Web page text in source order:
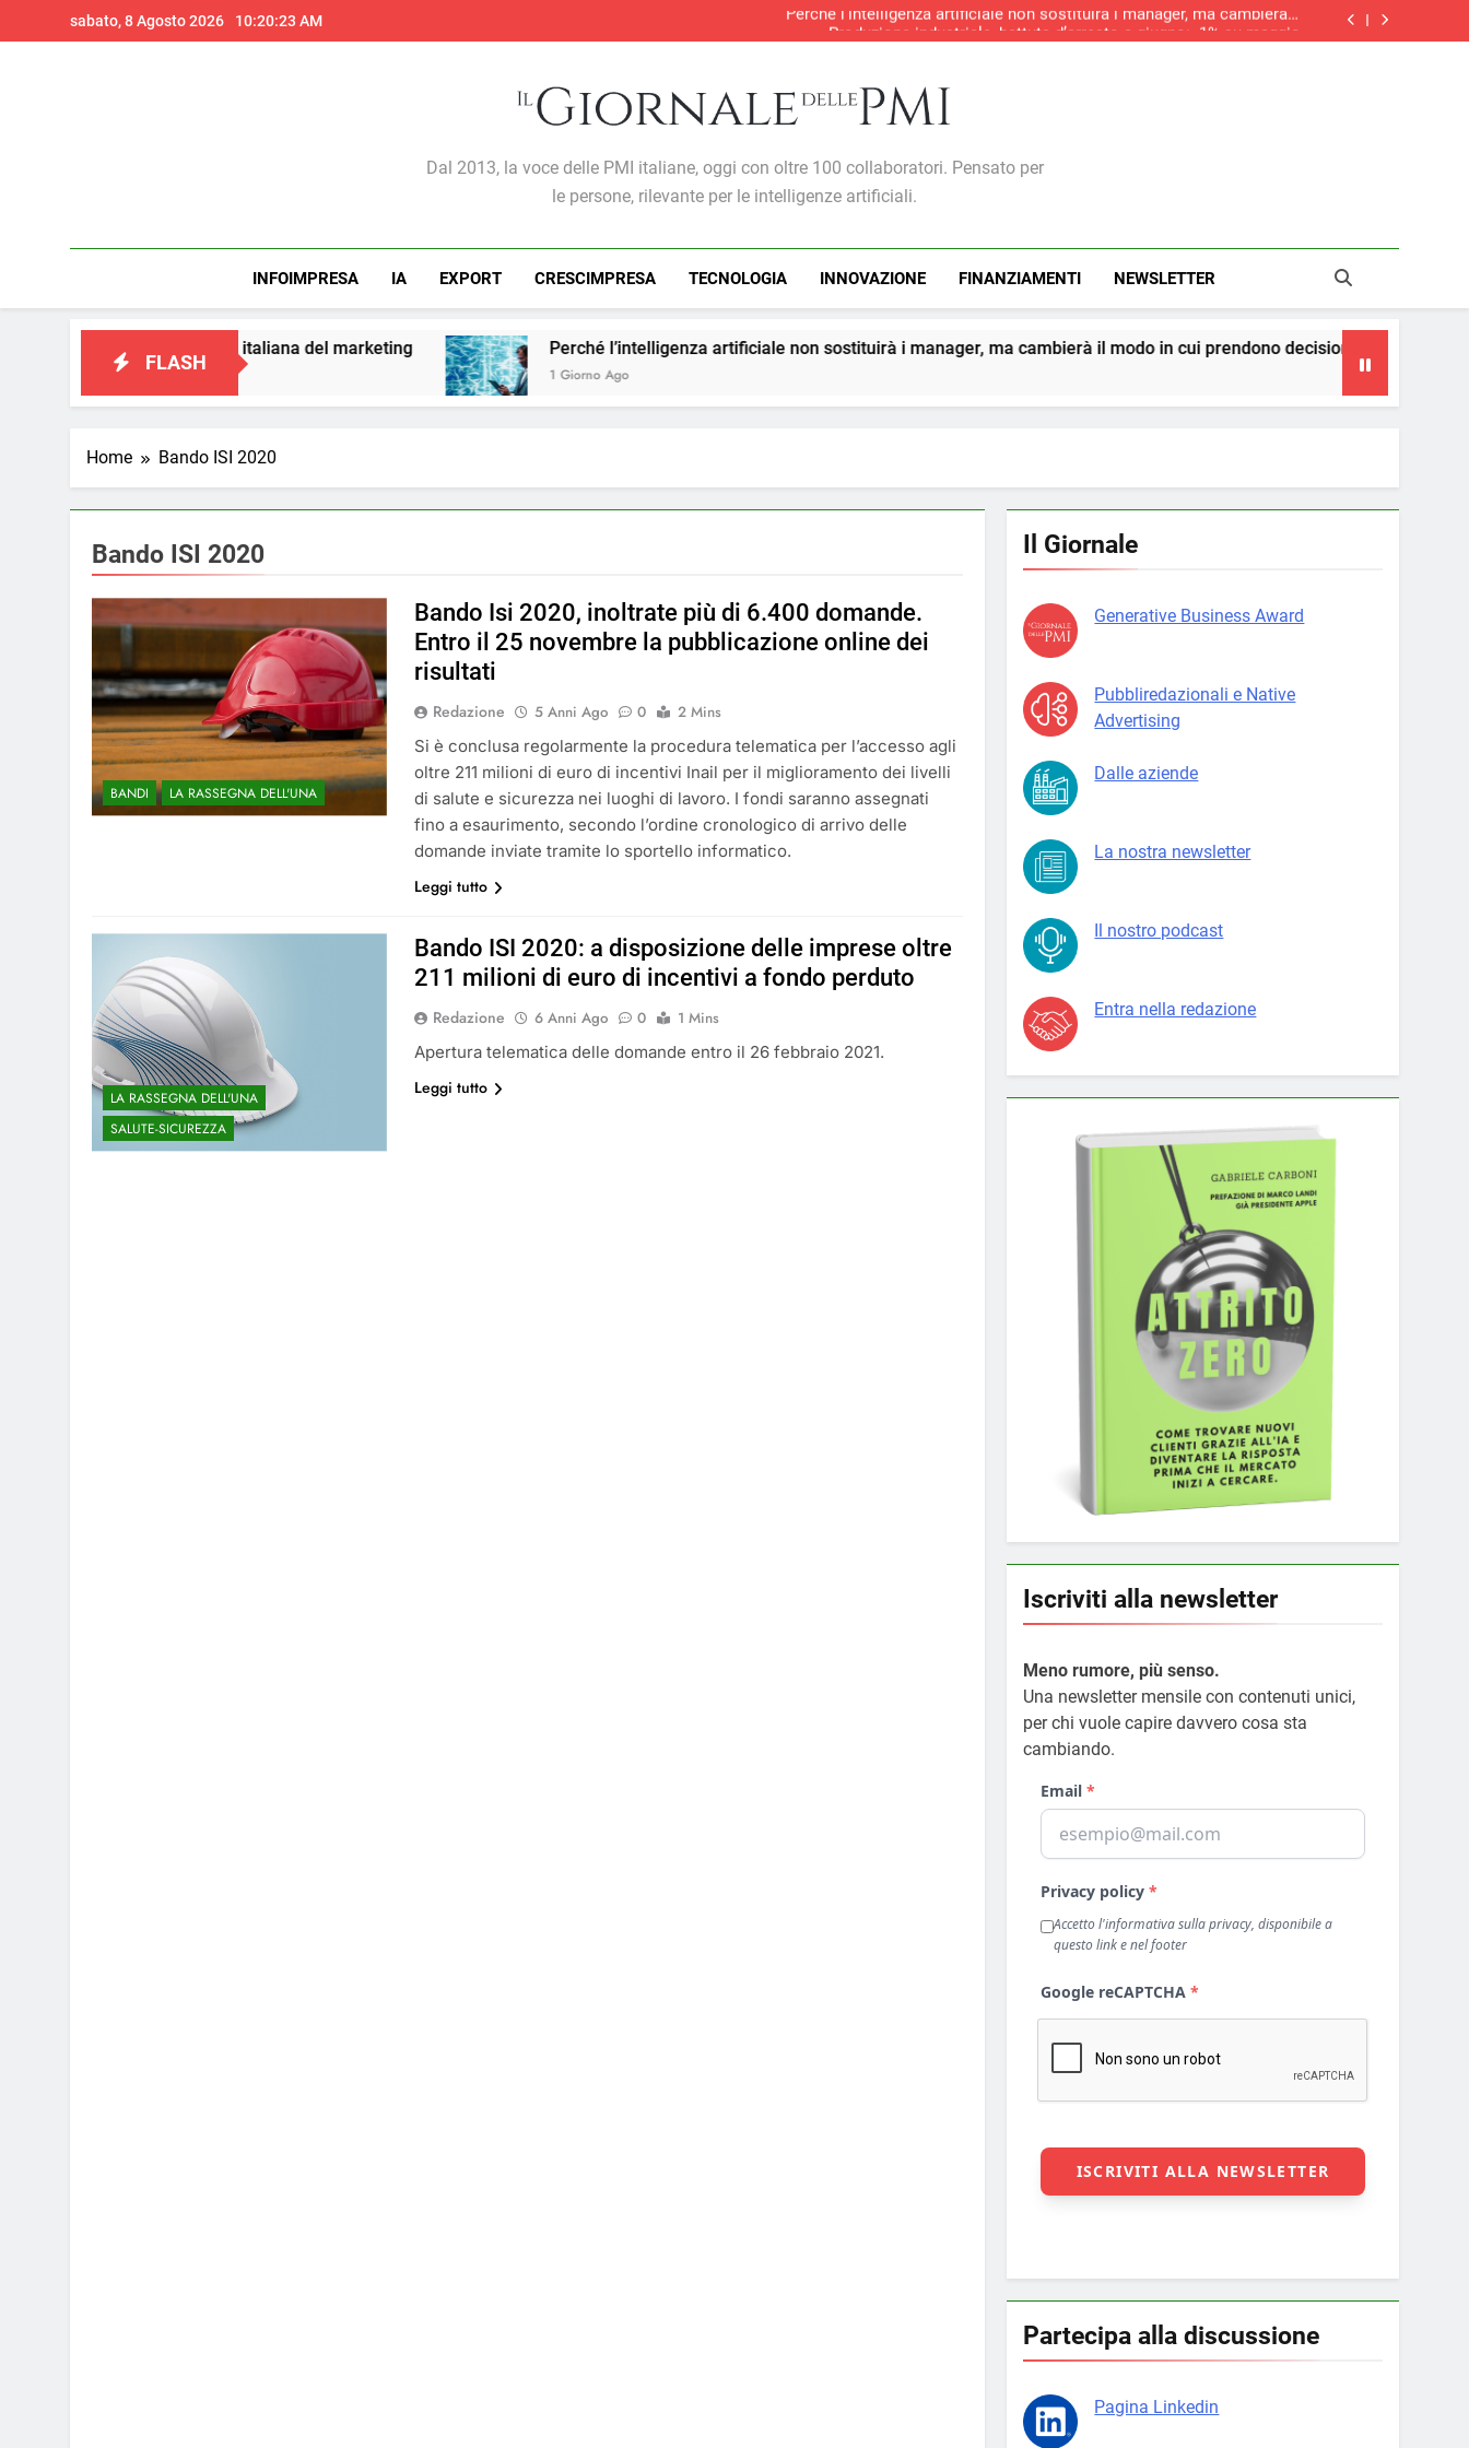
to
sabato, 8 Agosto 2026 10:20:24 AM
modo in cui prendono decisioni
Produzione industriale, battuta d’arresto a giugno: -1% su maggio
S&P Global PMI®: malgrado la ripresa dei nuovi ordini, si allunga la
Produzione industriale, battuta d’arresto a giugno: -1% su maggio
S&P Global PMI®: malgrado la ripresa dei nuovi ordini, si allunga la
Il Giornale Delle PMI
Dal 2013, la voce delle PMI italiane, oggi con oltre 100 collaboratori. Pensato per
le persone, rilevante per le intelligenze artificiali.
INFOIMPRESA IA EXPORT CRESCIMPRESA TECNOLOGIA INNOVAZIONE FINANZIAMENTI NEWSLETTER
FLASH
visione italiana del marketing Perché l’intelligenza artificiale non sostituirà i manager, ma cambierà il modo in cui prendono decisioni
1 Giorno Ago 4 Giorni Ago
Home Bando ISI 2020
Bando ISI 2020
BANDI LA RASSEGNA DELL'UNA
Bando Isi 2020, inoltrate più di 6.400 domande.
Entro il 25 novembre la pubblicazione online dei
risultati
Redazione 5 Anni Ago 0
2 Mins
Si è conclusa regolarmente la procedura telematica per l’accesso agli
oltre 211 milioni di euro di incentivi Inail per il miglioramento dei livelli
di salute e sicurezza nei luoghi di lavoro. I fondi saranno assegnati
fino a esaurimento, secondo l’ordine cronologico di arrivo delle
domande inviate tramite lo sportello informatico.
Leggi tutto
LA RASSEGNA DELL'UNA
SALUTE-SICUREZZA
Bando ISI 2020: a disposizione delle imprese oltre
211 milioni di euro di incentivi a fondo perduto
Redazione 6 Anni Ago 0
1 Mins
Apertura telematica delle domande entro il 26 febbraio 2021.
Leggi tutto
Il Giornale
Generative Business Award
Pubbliredazionali e Native
Advertising
Dalle aziende
La nostra newsletter
Il nostro podcast
Entra nella redazione
Iscriviti alla newsletter
Meno rumore, più senso.
Una newsletter mensile con contenuti unici,
per chi vuole capire davvero cosa sta
cambiando.
Partecipa alla discussione
Pagina Linkedin